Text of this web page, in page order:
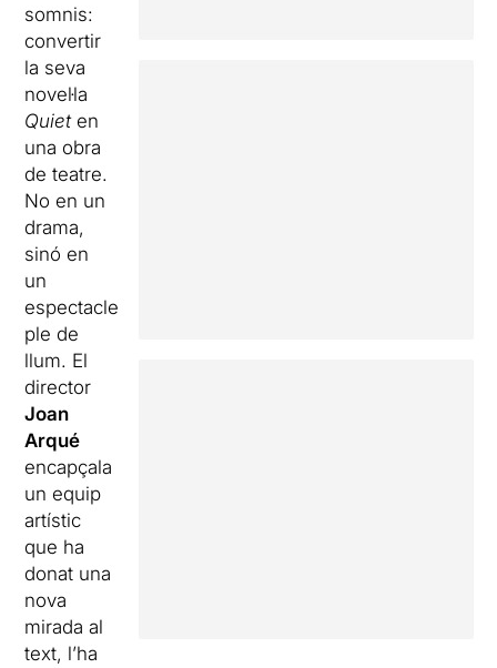
somnis:
convertir
la seva
novel·la
Quieten
una obra
de teatre.
No en un
drama,
sinó en
un
espectacle
ple de
llum. El
director
Joan
Arqué
encapçala
un equip
artístic
que ha
donat una
nova
mirada al
text, l’ha